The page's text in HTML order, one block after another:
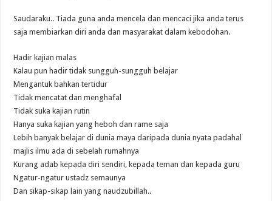
Saudaraku.. Tiada guna anda mencela dan mencaci jika anda terus
saja membiarkan diri anda dan masyarakat dalam kebodohan.
Hadir kajian malas
Kalau pun hadir tidak sungguh-sungguh belajar
Mengantuk bahkan tertidur
Tidak mencatat dan menghafal
Tidak suka kajian rutin
Hanya suka kajian yang heboh dan rame saja
Lebih banyak belajar di dunia maya daripada dunia nyata padahal
majlis ilmu ada di sebelah rumahnya
Kurang adab kepada diri sendiri, kepada teman dan kepada guru
Ngatur-ngatur ustadz semaunya
Dan sikap-sikap lain yang naudzubillah..